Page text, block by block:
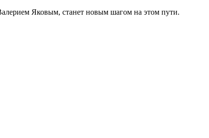
Яковым, станет новым шагом на этом пути.